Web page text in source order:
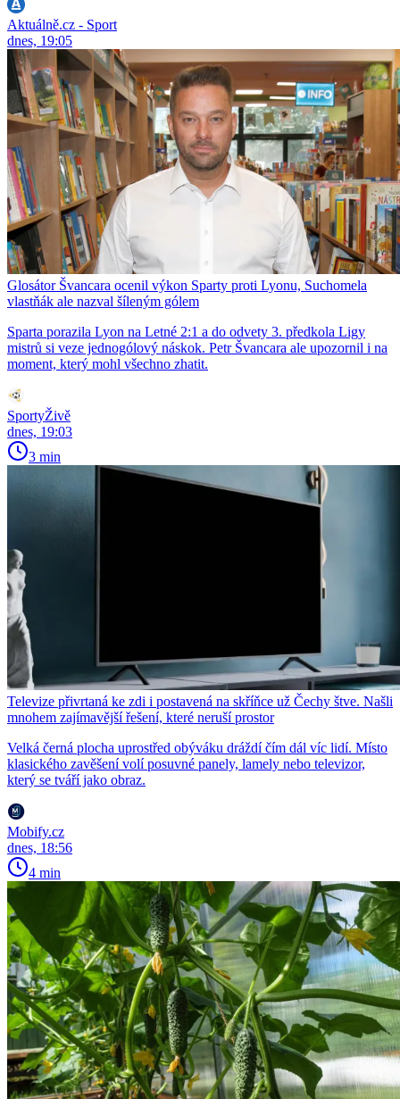
Aktuálně.cz - Sport
dnes, 19:05
Glosátor Švancara ocenil výkon Sparty proti Lyonu, Suchomela
vlastňák ale nazval šíleným gólem
Sparta porazila Lyon na Letné 2:1 a do odvety 3. předkola Ligy
mistrů si veze jednogólový náskok. Petr Švancara ale upozornil i na
moment, který mohl všechno zhatit.
SportyŽivě
dnes, 19:03
3 min
Televize přivrtaná ke zdi i postavená na skříňce už Čechy štve. Našli
mnohem zajímavější řešení, které neruší prostor
Velká černá plocha uprostřed obýváku dráždí čím dál víc lidí. Místo
klasického zavěšení volí posuvné panely, lamely nebo televizor,
který se tváří jako obraz.
Mobify.cz
dnes, 18:56
4 min